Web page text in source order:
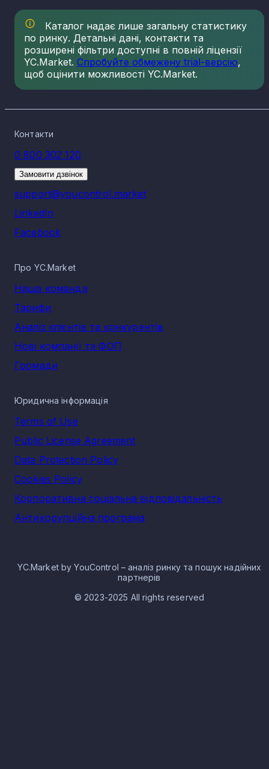
Каталог надає лише загальну статистику
по ринку. Детальні дані, контакти та
розширені фільтри доступні в повній ліцензії
YC.Market. Спробуйте обмежену trial-версію,
щоб оцінити можливості YC.Market.
Контакти
0 800 302 120
Замовити дзвінок
support@youcontrol.market
LinkedIn
Facebook
Про YC.Market
Наша команда
Тарифи
Аналіз клієнтів та конкурентів
Нові компанії та ФОП
Громади
Юридична інформація
Terms of Use
Public License Agreement
Data Protection Policy
Cookies Policy
Корпоративна соціальна відповідальність
Антикорупційна програма
YC.Market by YouControl – аналіз ринку та пошук надійних
партнерів
© 2023-2025 All rights reserved